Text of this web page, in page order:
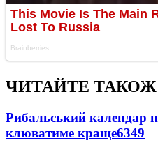
ЧИТАЙТЕ ТАКОЖ
Рибальський календар
клюватиме краще6349